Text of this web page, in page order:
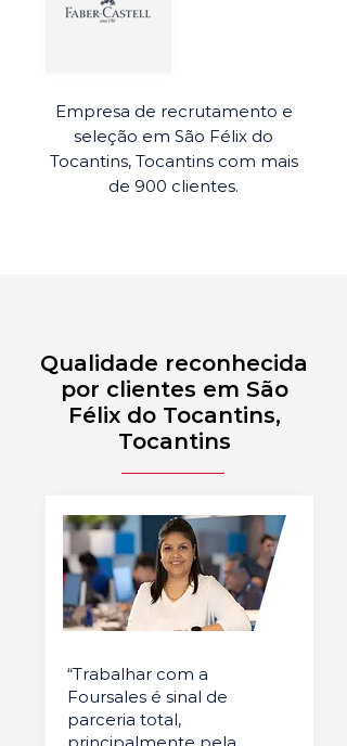
Empresa de recrutamento e
seleção em São Félix do
Tocantins, Tocantins com mais
de 900 clientes.
Qualidade reconhecida
por clientes em São
Félix do Tocantins,
Tocantins
“Trabalhar com a
Foursales é sinal de
parceria total,